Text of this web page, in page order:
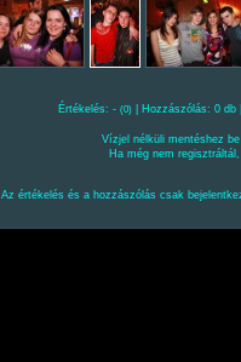
Értékelés: - (0) | Hozzászólás: 0
Vízjel nélküli mentéshez
Ha még nem
Az értékelés és a hozzászólás csak